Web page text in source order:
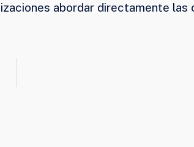
abordar directamente las